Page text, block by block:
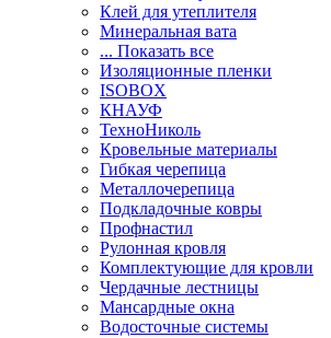
Клей для утеплителя
Минеральная вата
... Показать все
Изоляционные пленки
ISOBOX
КНАУФ
ТехноНиколь
Кровельные материалы
Гибкая черепица
Металлочерепица
Подкладочные ковры
Профнастил
Рулонная кровля
Комплектующие для кровли
Чердачные лестницы
Мансардные окна
Водосточные системы